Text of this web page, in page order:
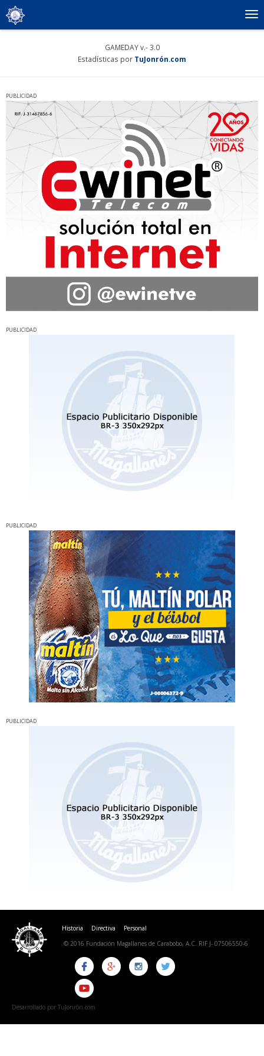
GAMEDAY v.- 3.0
Estadísticas por TuJonrón.com
PUBLICIDAD
PUBLICIDAD
PUBLICIDAD
PUBLICIDAD
Historia Directiva
Personal
© 2016 Fundación Magallanes de Carabobo, A.C. RIF J- 07506550-6
Desarrollado por TuJonrón.com